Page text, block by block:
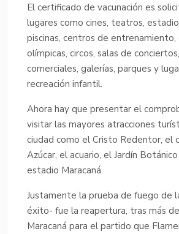
El certificado de vacunación es
lugares como cines, teatros,
piscinas, centros de entrenamiento,
olímpicas, circos, salas de
comerciales, galerías, parques y
recreación infantil.
Ahora hay que presentar el
visitar las mayores atracciones
ciudad como el Cristo Redentor, el
Azúcar, el acuario, el Jardín
estadio Maracaná.
Justamente la prueba de fuego de
éxito- fue la reapertura, tras más
Maracaná para el partido que